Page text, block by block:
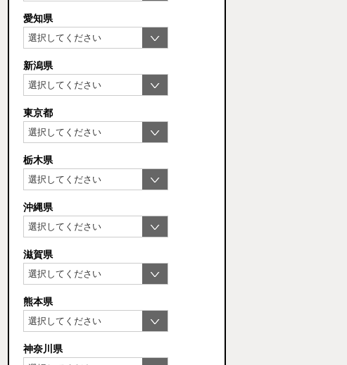
愛知県
新潟県
東京都
栃木県
沖縄県
滋賀県
熊本県
神奈川県